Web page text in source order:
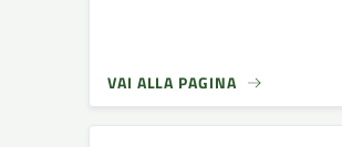
VAI ALLA PAGINA